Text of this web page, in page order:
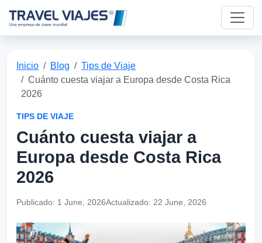
Inicio Blog
Tips de Viaje
Cuánto cuesta viajar a Europa desde Costa Rica
2026
TIPS DE VIAJE
Cuánto cuesta viajar a
Europa desde Costa Rica
2026
Publicado: 1 June, 2026Actualizado: 22 June, 2026